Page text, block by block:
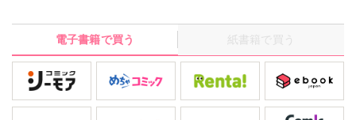
電子書籍で買う 紙書籍で買う